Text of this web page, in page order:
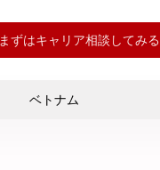
まずはキャリア相談してみる
ベトナム